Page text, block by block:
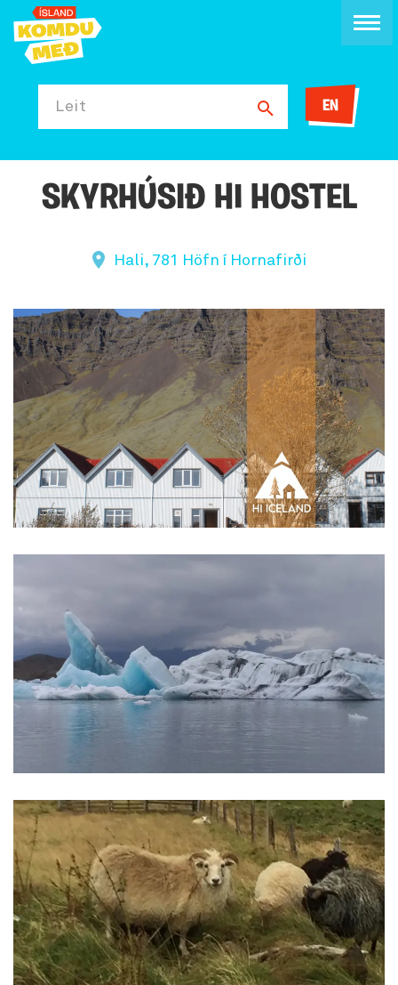
Leit EN
SKYRHÚSIÐ HI HOSTEL
Hali, 781 Höfn í Hornafirði